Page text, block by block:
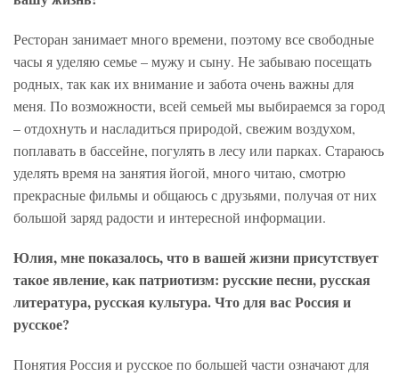
Ресторан занимает много времени, поэтому все свободные
часы я уделяю семье – мужу и сыну. Не забываю посещать
родных, так как их внимание и забота очень важны для
меня. По возможности, всей семьей мы выбираемся за город
– отдохнуть и насладиться природой, свежим воздухом,
поплавать в бассейне, погулять в лесу или парках. Стараюсь
уделять время на занятия йогой, много читаю, смотрю
прекрасные фильмы и общаюсь с друзьями, получая от них
большой заряд радости и интересной информации.
Юлия, мне показалось, что в вашей жизни присутствует
такое явление, как патриотизм: русские песни, русская
литература, русская культура. Что для вас Россия и
русское?
Понятия Россия и русское по большей части означают для